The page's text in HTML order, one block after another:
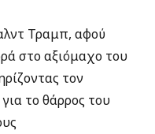
Τραμπ, αφού
στο αξιόμαχο του
τον
το θάρρος του